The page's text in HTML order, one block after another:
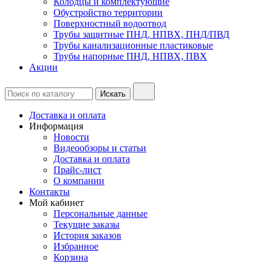
Обустройство территории
Поверхностный водоотвод
Трубы защитные ПНД, НПВХ, ПНД/ПВД
Трубы канализационные пластиковые
Трубы напорные ПНД, НПВХ, ПВХ
Акции
Доставка и оплата
Информация
Новости
Видеообзоры и статьи
Доставка и оплата
Прайс-лист
О компании
Контакты
Мой кабинет
Персональные данные
Текущие заказы
История заказов
Избранное
Корзина